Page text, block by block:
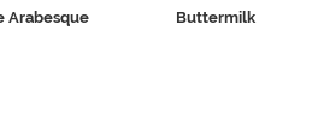
Arabesque Buttermilk